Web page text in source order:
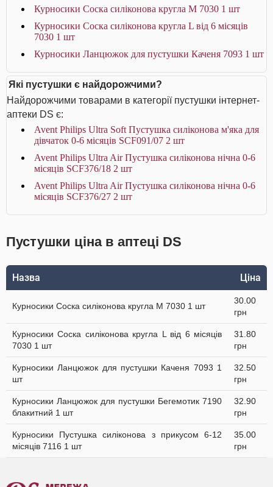
Курносики Соска силіконова кругла M 7030 1 шт
Курносики Соска силіконова кругла L від 6 місяців
7030 1 шт
Курносики Ланцюжок для пустушки Каченя 7093 1 шт
Які пустушки є найдорожчими?
Найдорожчими товарами в категорії пустушки інтернет-
аптеки DS є:
Avent Philips Ultra Soft Пустушка силіконова м'яка для
дівчаток 0-6 місяців SCF091/07 2 шт
Avent Philips Ultra Air Пустушка силіконова нічна 0-6
місяців SCF376/18 2 шт
Avent Philips Ultra Air Пустушка силіконова нічна 0-6
місяців SCF376/27 2 шт
Пустушки ціна в аптеці DS
Назва Ціна
Курносики Соска силіконова кругла M 7030 1 шт
30.00
грн
Курносики Соска силіконова кругла L від 6 місяців
7030 1 шт
31.80
грн
Курносики Ланцюжок для пустушки Каченя 7093 1
шт
32.50
грн
Курносики Ланцюжок для пустушки Бегемотик 7190
блакитний 1 шт
32.90
грн
Курносики Пустушка силіконова з прикусом 6-12
місяців 7116 1 шт
35.00
грн